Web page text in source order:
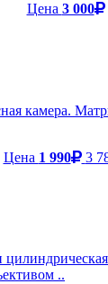
Цена 3 000
камера.
Цена 1 990 3
..